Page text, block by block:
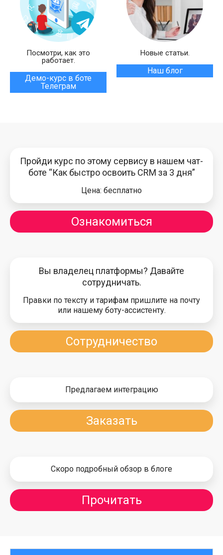
Посмотри, как это
работает.
Демо-курс в боте
Телеграм
Новые статьи.
Наш блог
Пройди курс по этому сервису в нашем чат-
боте “Как быстро освоить CRM за 3 дня”
Цена: бесплатно
Ознакомиться
Вы владелец платформы? Давайте
сотрудничать.
Правки по тексту и тарифам пришлите на почту
или нашему боту-ассистенту.
Сотрудничество
Предлагаем интеграцию
Заказать
Скоро подробный обзор в блоге
Прочитать